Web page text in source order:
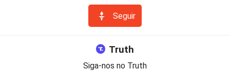
Seguir
Truth
Siga-nos no Truth